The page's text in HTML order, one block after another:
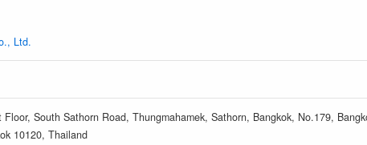
Ltd.
South Sathorn Road, Thungmahamek, Sathorn, Bangkok, No.179,
10120, Thailand